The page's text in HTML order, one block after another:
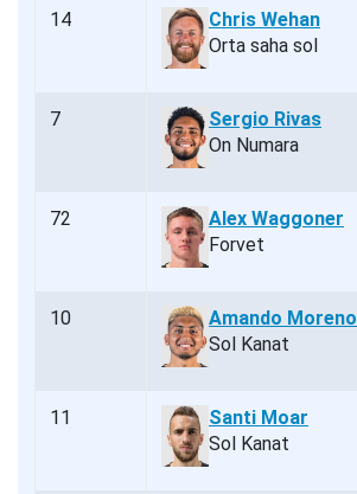
14
Chris Wehan
Orta saha sol
7
Sergio Rivas
On Numara
72
Alex Waggoner
Forvet
10
Amando Moreno
Sol Kanat
11
Santi Moar
Sol Kanat